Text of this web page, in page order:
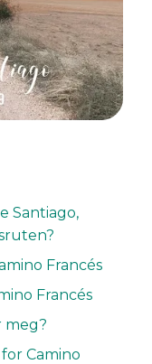
Santiago,
Francés
Francés
meg?
Camino